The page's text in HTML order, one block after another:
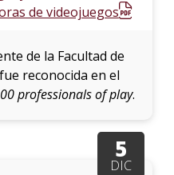
de videojuegos
de la Facultad de
reconocida en el
professionals of play.
5
DIC